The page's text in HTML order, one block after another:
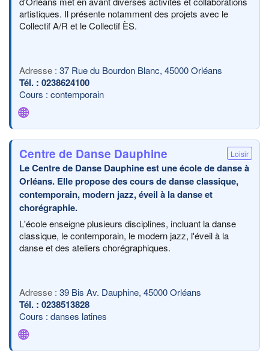
artistiques. Il présente notamment des projets avec le
Collectif A/R et le Collectif ÈS.
37 Rue du Bourdon Blanc, 45000 Orléans
0238624100
Cours : contemporain
🌐
Centre de Danse Dauphine Loisir
Le Centre de Danse Dauphine est une école de danse à
Orléans. Elle propose des cours de danse classique,
contemporain, modern jazz, éveil à la danse et
chorégraphie.
L'école enseigne plusieurs disciplines, incluant la danse
classique, le contemporain, le modern jazz, l'éveil à la
danse et des ateliers chorégraphiques.
39 Bis Av. Dauphine, 45000 Orléans
0238513828
Cours : danses latines
🌐